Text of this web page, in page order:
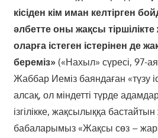
кісіден кім иман келтірген
әлбетте оны жақсы
оларға істеген істерінен де
береміз»(«Нахыл» сүресі, 97-
Жаббар Иеміз баяндаған «түзу
алсақ, ол міндетті түрде
ізгілікке, жақсылыққа
бабаларымыз «Жақсы сөз –